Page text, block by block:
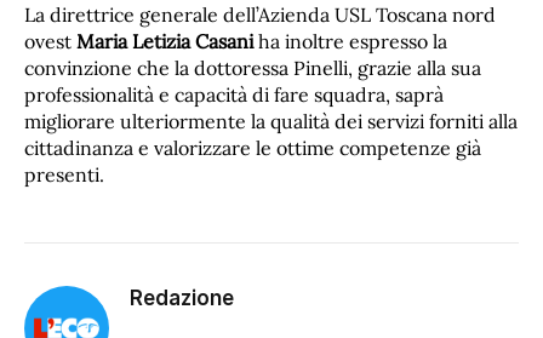
La direttrice generale dell’Azienda USL Toscana nord
ovest Maria Letizia Casaniha inoltre espresso la
convinzione che la dottoressa Pinelli, grazie alla sua
professionalità e capacità di fare squadra, saprà
migliorare ulteriormente la qualità dei servizi forniti alla
cittadinanza e valorizzare le ottime competenze già
presenti.
Redazione